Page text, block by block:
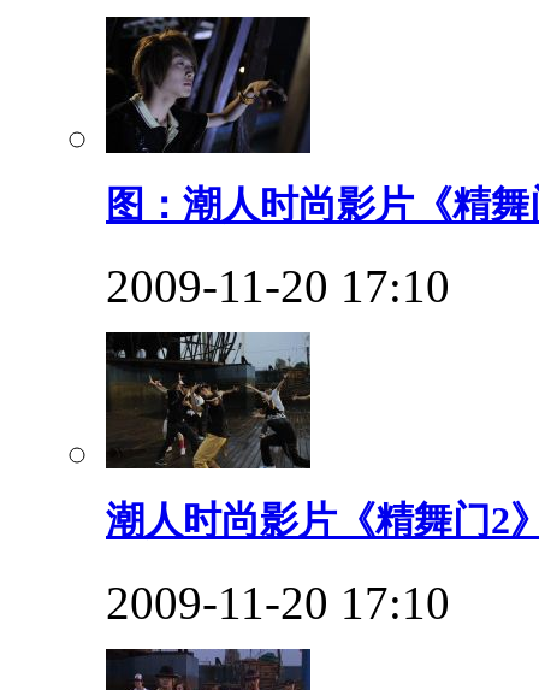
图：潮人时尚影片《精
2009-11-20 17:10
潮人时尚影片《精舞门2
2009-11-20 17:10